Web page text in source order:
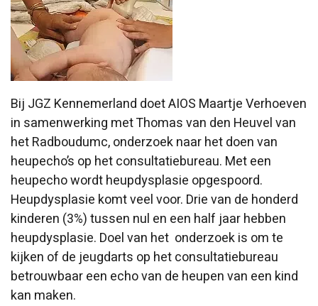
Bij JGZ Kennemerland doet AIOS Maartje Verhoeven
in samenwerking met Thomas van den Heuvel van
het Radboudumc, onderzoek naar het doen van
heupecho’s op het consultatiebureau. Met een
heupecho wordt heupdysplasie opgespoord.
Heupdysplasie komt veel voor. Drie van de honderd
kinderen (3%) tussen nul en een half jaar hebben
heupdysplasie. Doel van het onderzoek is om te
kijken of de jeugdarts op het consultatiebureau
betrouwbaar een echo van de heupen van een kind
kan maken.